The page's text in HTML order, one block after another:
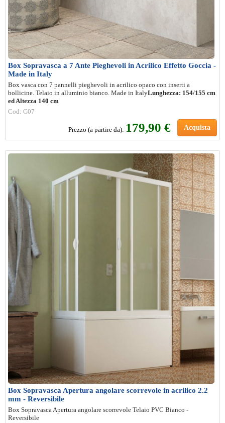
Box Sopravasca a 7 Ante Pieghevoli in Acrilico Effetto Goccia -
Made in Italy
Box vasca con 7 pannelli pieghevoli in acrilico opaco con inserti a
bollicine. Telaio in alluminio bianco. Made in ItalyLunghezza: 154/155 cm
ed Altezza 140 cm
Cod: G07
Prezzo (a partire da): 179,90 € Acquista
Box Sopravasca Apertura angolare scorrevole in acrilico 2.2
mm - Reversibile
Box Sopravasca Apertura angolare scorrevole Telaio PVC Bianco -
Reversibile